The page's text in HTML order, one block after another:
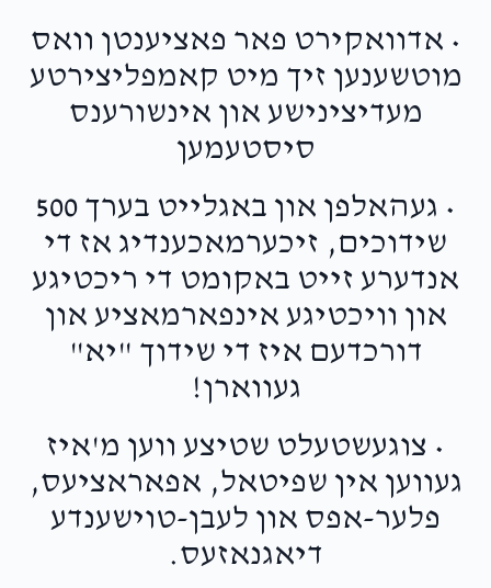
• אדוואקירט פאר פאציענטן וואס
מוטשענען זיך מיט קאמפליצירטע
מעדיצינישע און אינשורענס
סיסטעמען
• געהאלפן און באגלייט בערך 500
שידוכים, זיכערמאכענדיג אז די
אנדערע זייט באקומט די ריכטיגע
און וויכטיגע אינפארמאציע און
דורכדעם איז די שידוך "יא"
געווארן!
• צוגעשטעלט שטיצע ווען מ'איז
געווען אין שפיטאל, אפאראציעס,
פלער-אפס און לעבן-טוישענדע
דיאגנאזעס.